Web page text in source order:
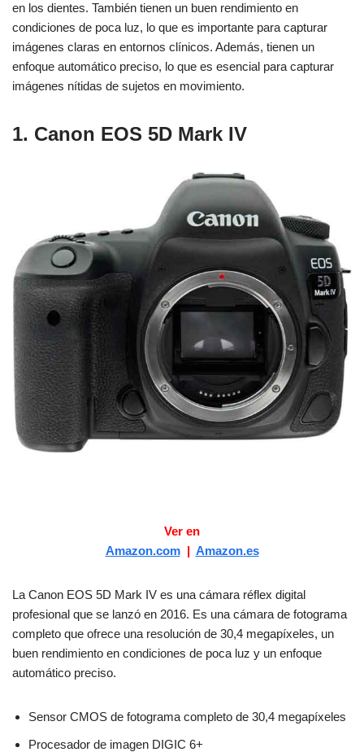
en los dientes. También tienen un buen rendimiento en
condiciones de poca luz, lo que es importante para capturar
imágenes claras en entornos clínicos. Además, tienen un
enfoque automático preciso, lo que es esencial para capturar
imágenes nítidas de sujetos en movimiento.
1. Canon EOS 5D Mark IV
Ver en
Amazon.com| Amazon.es
La Canon EOS 5D Mark IV es una cámara réflex digital
profesional que se lanzó en 2016. Es una cámara de fotograma
completo que ofrece una resolución de 30,4 megapíxeles, un
buen rendimiento en condiciones de poca luz y un enfoque
automático preciso.
Sensor CMOS de fotograma completo de 30,4 megapíxeles
Procesador de imagen DIGIC 6+